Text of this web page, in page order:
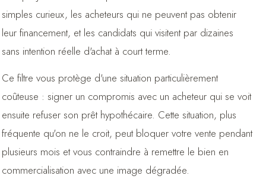
simples curieux, les acheteurs qui ne peuvent pas obtenir
leur financement, et les candidats qui visitent par dizaines
sans intention réelle d'achat à court terme.
Ce filtre vous protège d'une situation particulièrement
coûteuse : signer un compromis avec un acheteur qui se voit
ensuite refuser son prêt hypothécaire. Cette situation, plus
fréquente qu'on ne le croit, peut bloquer votre vente pendant
plusieurs mois et vous contraindre à remettre le bien en
commercialisation avec une image dégradée.